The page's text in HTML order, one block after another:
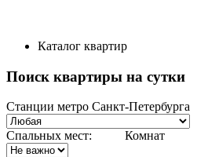
Каталог квартир
Поиск квартиры на сутки
Станции метро Санкт-Петербурга
Спальных мест: Комнат